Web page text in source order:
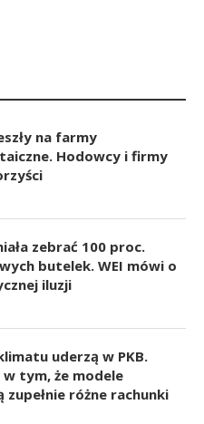
na farmy
Hodowcy i firmy
zebrać 100 proc.
butelek. WEI mówi o
iluzji
uderzą w PKB.
w tym, że modele
zupełnie różne rachunki